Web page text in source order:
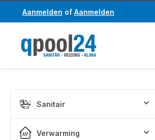
naar de hoofdinhoud
Ga naar de zoekopdracht
Aanmelden of Aanmelden
Sanitair
Verwarming